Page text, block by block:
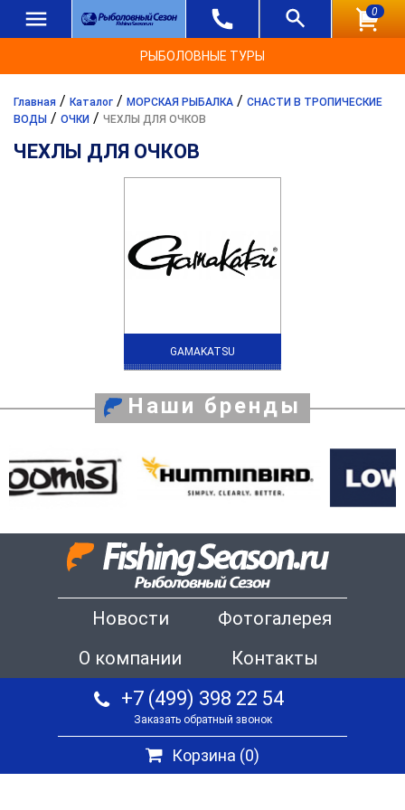
0
РЫБОЛОВНЫЕ ТУРЫ
Главная / Каталог / МОРСКАЯ РЫБАЛКА / СНАСТИ В ТРОПИЧЕСКИЕ
ВОДЫ / ОЧКИ / ЧЕХЛЫ ДЛЯ ОЧКОВ
ЧЕХЛЫ ДЛЯ ОЧКОВ
GAMAKATSU
Наши бренды
Новости
Фотогалерея
О компании
Контакты
+7 (499) 398 22 54
Заказать обратный звонок
Корзина (0)